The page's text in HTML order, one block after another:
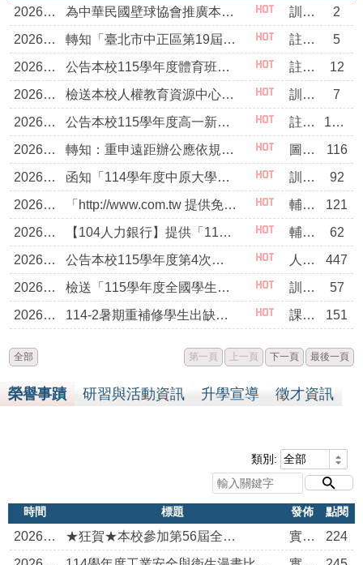
2026/08/07 為中華民國壁球協會推廣本市學校發展壁球社團一案，歡 迎有意願發展者，逕洽中華民國壁球協會提供專業協助， 請查照。 訓育組
2
2026/08/07
轉知「臺北市中正區第19屆民俗委員會114學年度民俗獎學金」 註冊組
5
2026/08/07
公告本校115學年度體育班轉學考錄取名單 註冊組
12
2026/08/07
檢送本校人權教育資源中心辦理115學年度上學期「人權 及轉型正義課程入校推廣計畫」實施計畫，敬請惠予宣傳 週知並鼓勵貴校學生社團申請，詳如說明，請查照。 訓育組
7
2026/08/06
公告本校115學年度高一新生編班名冊，請查閱。 註冊組
1094
2026/08/06
轉知：重申遠距辦公應依規定使用虛擬私人網路（VPN），並請加強宣導教職員工妥善保管「臺北市校園單一身分驗證服務」帳號密碼一案，請查照。 圖書館書記
116
2026/08/06
函知「114學年度中原大學服務學習年刊」線上閱覽資 訊，請查照並惠予公告。 訓育組
92
2026/08/05
「http://www.com.tw 提供免費115年分科測驗落點分析系統」 輔導室
121
2026/08/05
【104人力銀行】提供「115分科落點分析」 輔導室
62
2026/08/05
公告本校115學年度第4次教師甄選（代理教師）簡章 人事室
447
2026/08/05
檢送「115學年度全國學生創意戲劇比賽實施要點（下稱 本要點）」1份，請查照。 訓育組
57
2026/08/04
114-2暑期重補修學生出缺勤查詢 課務組 151
全部 第一頁 上一頁 下一頁 最後一頁
榮譽事蹟 研習與活動資訊 升學宣導 徵才資訊
類別:
時間 標題 發佈 點閱
2026/08/04 ★狂賀★本校參加第56屆全國技能競賽勇奪3金、4銀、2銅、5優勝、5佳作 實習處
224